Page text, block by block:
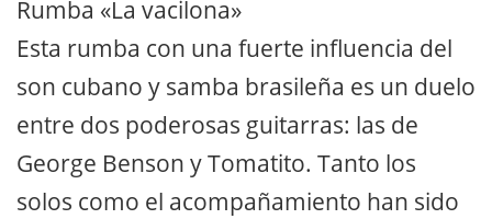
Rumba «La vacilona»
Esta rumba con una fuerte influencia del
son cubano y samba brasileña es un duelo
entre dos poderosas guitarras: las de
George Benson y Tomatito. Tanto los
solos como el acompañamiento han sido